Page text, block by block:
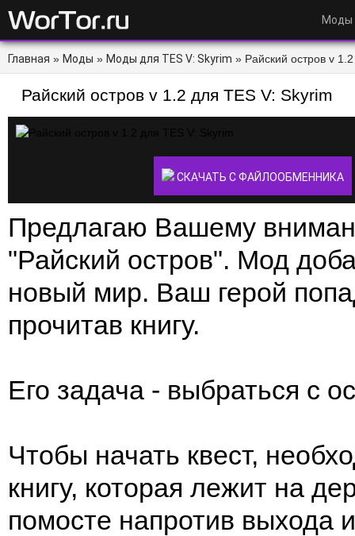
Моды
Главная » Моды » Моды для TES V: Skyrim » Райский остров v
Райский остров v 1.2 для TES V: Skyrim
СКАЧАТЬ С ФАЙЛООБМЕННИКА
Предлагаю Вашему
"Райский остров". Мод
новый мир. Ваш герой
прочитав книгу.
Его задача - выбраться с
Чтобы начать квест,
книгу, которая лежит на
помосте напротив выхода